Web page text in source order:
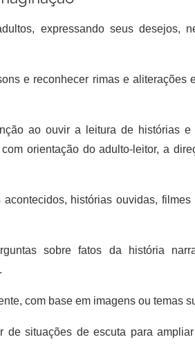
expressando seus desejos,
e reconhecer rimas e aliterações
ao ouvir a leitura de histórias e
orientação do adulto-leitor, a
histórias ouvidas,
sobre fatos da história
com base em imagens ou temas
de situações de escuta para